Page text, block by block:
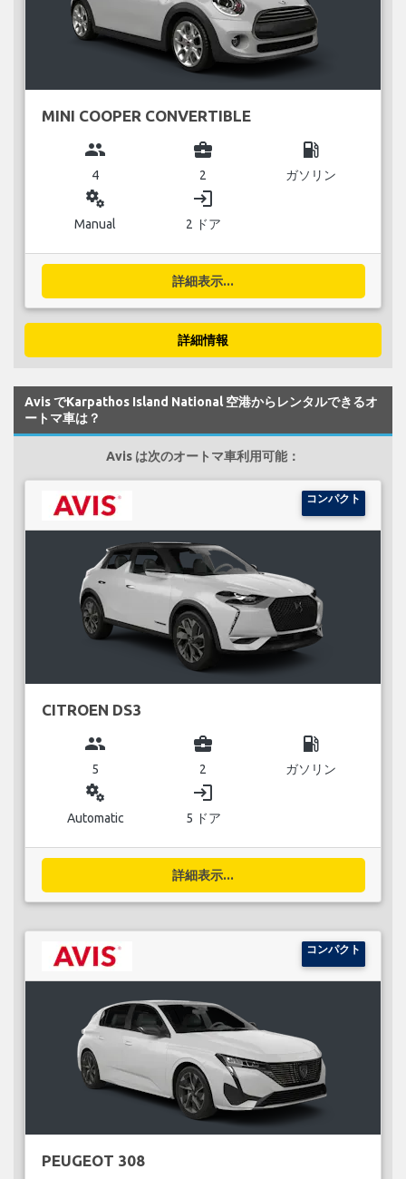
MINI COOPER CONVERTIBLE
group
4
business_center
2
local_gas_station
ガソリン
miscellaneous_services
Manual
login
2 ドア
詳細表示...
詳細情報
Avis でKarpathos Island National 空港からレンタルできるオ
ートマ車は？
Avis は次のオートマ車利用可能：
コンパクト
CITROEN DS3
group
5
business_center
2
local_gas_station
ガソリン
miscellaneous_services
Automatic
login
5 ドア
詳細表示...
コンパクト
PEUGEOT 308